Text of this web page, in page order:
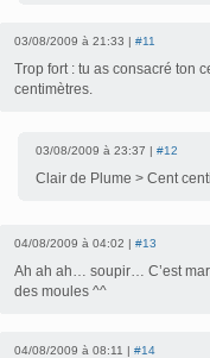
03/08/2009 à 21:33 | #11
Trop fort : tu as consacré ton
centimètres.
03/08/2009 à 23:37 | #12
Clair de Plume > Cent
04/08/2009 à 04:02 | #13
Ah ah ah… soupir… C’est
des moules ^^
04/08/2009 à 08:11 | #14